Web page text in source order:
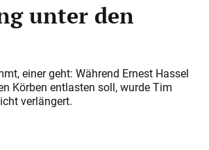
unter den
einer geht: Während Ernest Hassel
Körben entlasten soll, wurde Tim
verlängert.